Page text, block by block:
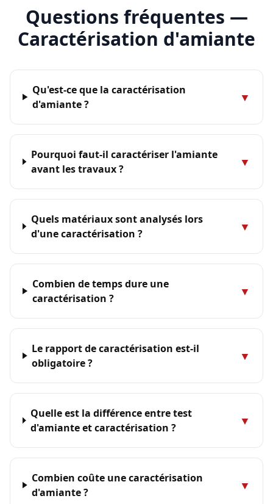
Questions fréquentes —
Caractérisation d'amiante
Qu'est-ce que la caractérisation
d'amiante ?
▼
Pourquoi faut-il caractériser l'amiante
avant les travaux ?
▼
Quels matériaux sont analysés lors
d'une caractérisation ?
▼
Combien de temps dure une
caractérisation ?
▼
Le rapport de caractérisation est-il
obligatoire ?
▼
Quelle est la différence entre test
d'amiante et caractérisation ?
▼
Combien coûte une caractérisation
d'amiante ?
▼